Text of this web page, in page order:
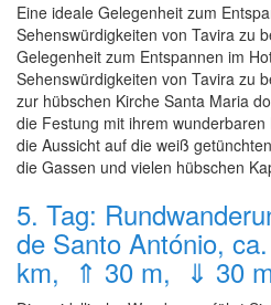
Eine ideale Gelegenheit zum
Sehenswürdigkeiten von Tavira zu
Gelegenheit zum Entspannen im
Sehenswürdigkeiten von Tavira zu
zur hübschen Kirche Santa Maria
die Festung mit ihrem
die Aussicht auf die weiß
die Gassen und vielen hübschen
5. Tag:
de Santo António,
km, ⇑ 30 m, ⇓ 30